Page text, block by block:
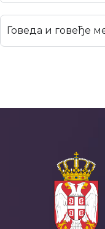
Говеда и говеђе